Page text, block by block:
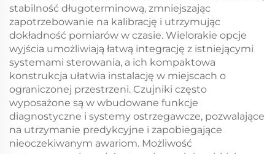
stabilność długoterminową, zmniejszając
zapotrzebowanie na kalibrację i utrzymując
dokładność pomiarów w czasie. Wielorakie opcje
wyjścia umożliwiają łatwą integrację z istniejącymi
systemami sterowania, a ich kompaktowa
konstrukcja ułatwia instalację w miejscach o
ograniczonej przestrzeni. Czujniki często
wyposażone są w wbudowane funkcje
diagnostyczne i systemy ostrzegawcze, pozwalające
na utrzymanie predykcyjne i zapobiegające
nieoczekiwanym awariom. Możliwość